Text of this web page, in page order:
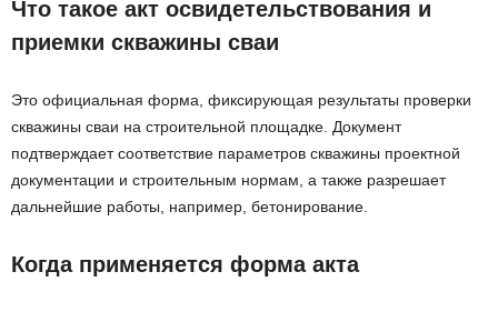
Что такое акт освидетельствования и
приемки скважины сваи
Это официальная форма, фиксирующая результаты проверки
скважины сваи на строительной площадке. Документ
подтверждает соответствие параметров скважины проектной
документации и строительным нормам, а также разрешает
дальнейшие работы, например, бетонирование.
Когда применяется форма акта